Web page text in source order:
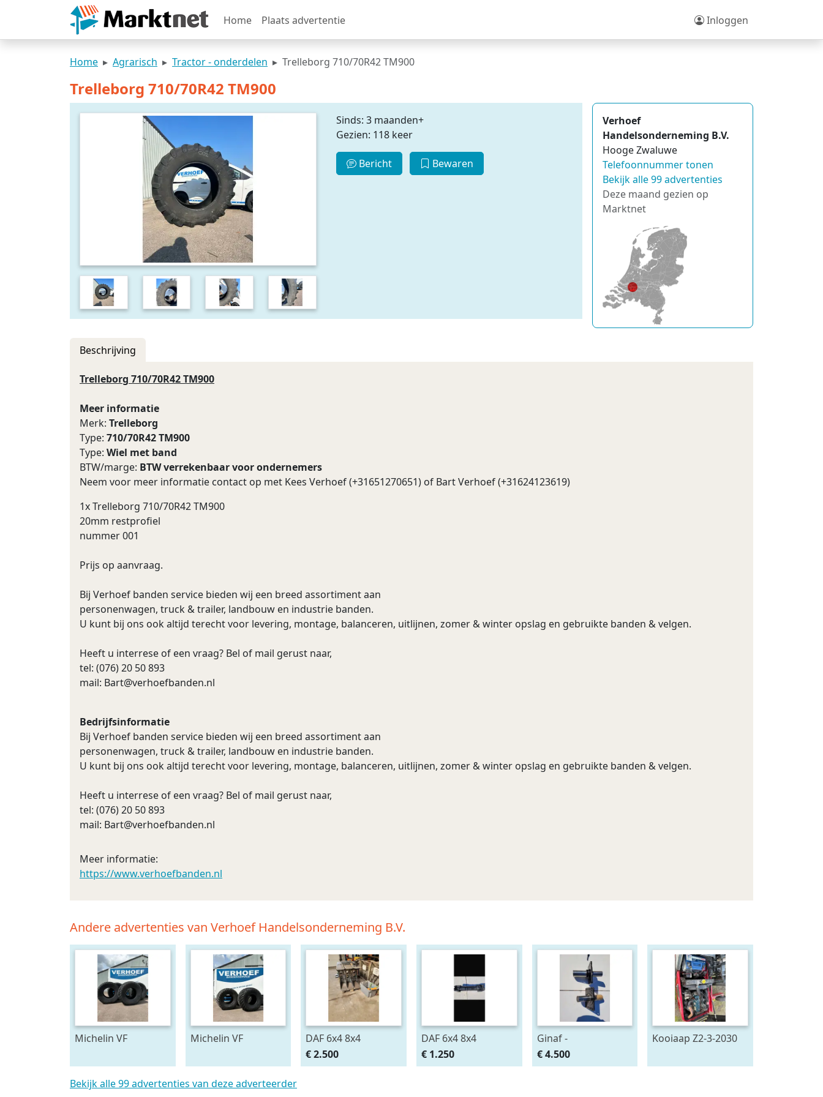
Home Plaats advertentie Inloggen
Home Agrarisch Tractor - onderdelen Trelleborg 710/70R42 TM900
Trelleborg 710/70R42 TM900
Sinds: 3 maanden+
Gezien: 118 keer
Bericht Bewaren
Verhoef
Handelsonderneming B.V.
Hooge Zwaluwe
Telefoonnummer tonen
Bekijk alle 99 advertenties
Deze maand gezien op
Marktnet
Beschrijving
Trelleborg 710/70R42 TM900
Meer informatie
Merk: Trelleborg
Type: 710/70R42 TM900
Type: Wiel met band
BTW/marge: BTW verrekenbaar voor ondernemers
Neem voor meer informatie contact op met Kees Verhoef (+31651270651) of Bart Verhoef (+31624123619)
1x Trelleborg 710/70R42 TM900
20mm restprofiel
nummer 001
Prijs op aanvraag.
Bij Verhoef banden service bieden wij een breed assortiment aan
personenwagen, truck & trailer, landbouw en industrie banden.
U kunt bij ons ook altijd terecht voor levering, montage, balanceren, uitlijnen, zomer & winter opslag en gebruikte banden & velgen.
Heeft u interrese of een vraag? Bel of mail gerust naar,
tel: (076) 20 50 893
mail: Bart@verhoefbanden.nl
Bedrijfsinformatie
Bij Verhoef banden service bieden wij een breed assortiment aan
personenwagen, truck & trailer, landbouw en industrie banden.
U kunt bij ons ook altijd terecht voor levering, montage, balanceren, uitlijnen, zomer & winter opslag en gebruikte banden & velgen.
Heeft u interrese of een vraag? Bel of mail gerust naar,
tel: (076) 20 50 893
mail: Bart@verhoefbanden.nl
Meer informatie:
https://www.verhoefbanden.nl
Andere advertenties van Verhoef Handelsonderneming B.V.
Michelin VF
FLOATXBIB
Michelin VF
FLOATXBIB
DAF 6x4 8x4
€ 2.500
DAF 6x4 8x4
€ 1.250
Ginaf -
€ 4.500
Kooiaap Z2-3-2030
Bekijk alle 99 advertenties van deze adverteerder